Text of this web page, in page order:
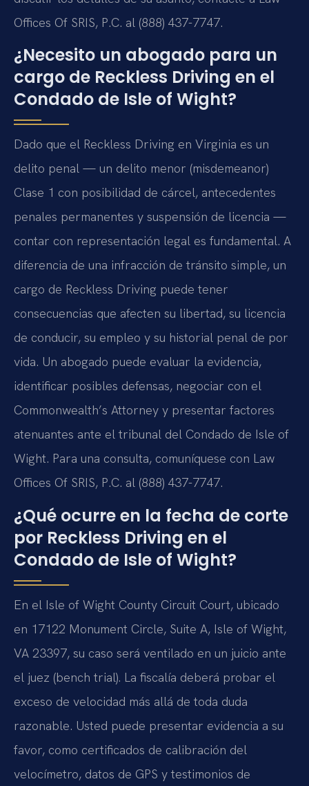
Offices Of SRIS, P.C. al (888) 437-7747.
¿Necesito un abogado para un
cargo de Reckless Driving en el
Condado de Isle of Wight?
Dado que el Reckless Driving en Virginia es un
delito penal — un delito menor (misdemeanor)
Clase 1 con posibilidad de cárcel, antecedentes
penales permanentes y suspensión de licencia —
contar con representación legal es fundamental. A
diferencia de una infracción de tránsito simple, un
cargo de Reckless Driving puede tener
consecuencias que afecten su libertad, su licencia
de conducir, su empleo y su historial penal de por
vida. Un abogado puede evaluar la evidencia,
identificar posibles defensas, negociar con el
Commonwealth’s Attorney y presentar factores
atenuantes ante el tribunal del Condado de Isle of
Wight. Para una consulta, comuníquese con Law
Offices Of SRIS, P.C. al (888) 437-7747.
¿Qué ocurre en la fecha de corte
por Reckless Driving en el
Condado de Isle of Wight?
En el Isle of Wight County Circuit Court, ubicado
en 17122 Monument Circle, Suite A, Isle of Wight,
VA 23397, su caso será ventilado en un juicio ante
el juez (bench trial). La fiscalía deberá probar el
exceso de velocidad más allá de toda duda
razonable. Usted puede presentar evidencia a su
favor, como certificados de calibración del
velocímetro, datos de GPS y testimonios de